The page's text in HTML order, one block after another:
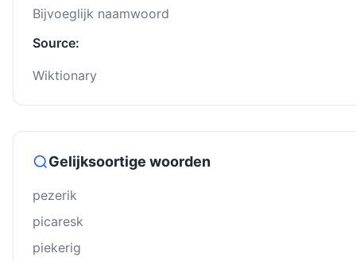
Bijvoeglijk naamwoord
Source:
Wiktionary
Gelijksoortige woorden
pezerik
picaresk
piekerig